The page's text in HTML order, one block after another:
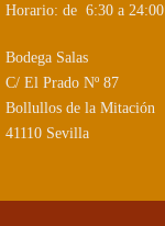
Horario: de 6:30 a 24:00
Bodega Salas
C/ El Prado Nº 87
Bollullos de la Mitación
41110 Sevilla